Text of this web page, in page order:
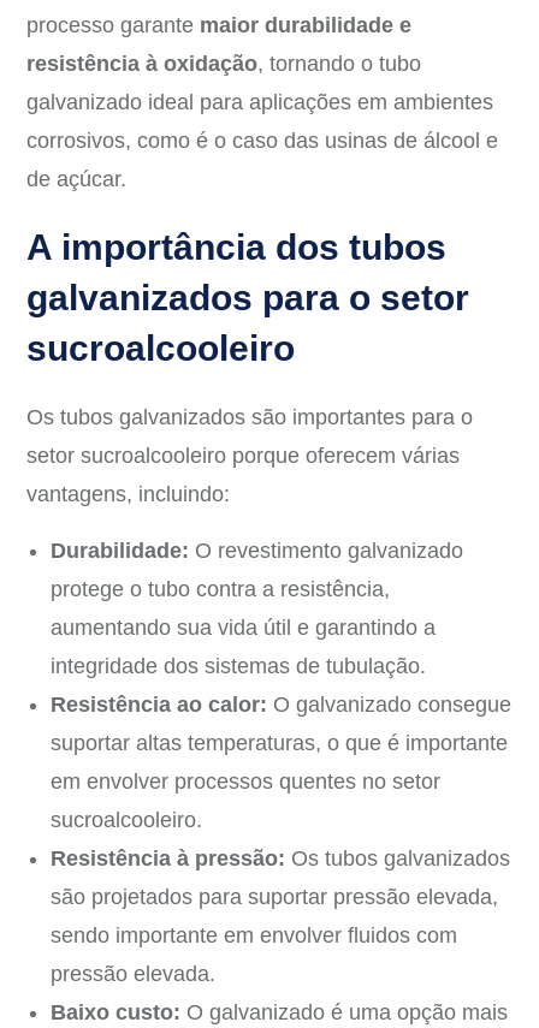
processo garante maior durabilidade e
resistência à oxidação, tornando o tubo
galvanizado ideal para aplicações em ambientes
corrosivos, como é o caso das usinas de álcool e
de açúcar.
A importância dos tubos
galvanizados para o setor
sucroalcooleiro
Os tubos galvanizados são importantes para o
setor sucroalcooleiro porque oferecem várias
vantagens, incluindo:
Durabilidade: O revestimento galvanizado
protege o tubo contra a resistência,
aumentando sua vida útil e garantindo a
integridade dos sistemas de tubulação.
Resistência ao calor: O galvanizado consegue
suportar altas temperaturas, o que é importante
em envolver processos quentes no setor
sucroalcooleiro.
Resistência à pressão: Os tubos galvanizados
são projetados para suportar pressão elevada,
sendo importante em envolver fluidos com
pressão elevada.
Baixo custo: O galvanizado é uma opção mais